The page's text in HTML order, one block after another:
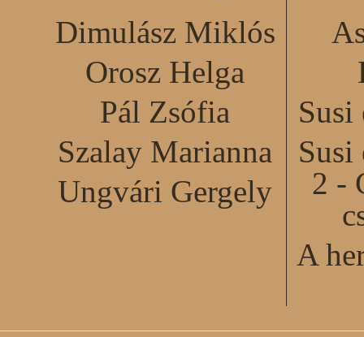
Dimulász Miklós
Orosz Helga
Pál Zsófia
Szalay Marianna
Ungvári Gergely
Susi
Susi
2 -
A